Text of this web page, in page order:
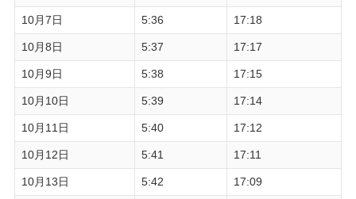
10月7日 5:36 17:18
10月8日 5:37 17:17
10月9日 5:38 17:15
10月10日 5:39 17:14
10月11日 5:40 17:12
10月12日 5:41 17:11
10月13日 5:42 17:09